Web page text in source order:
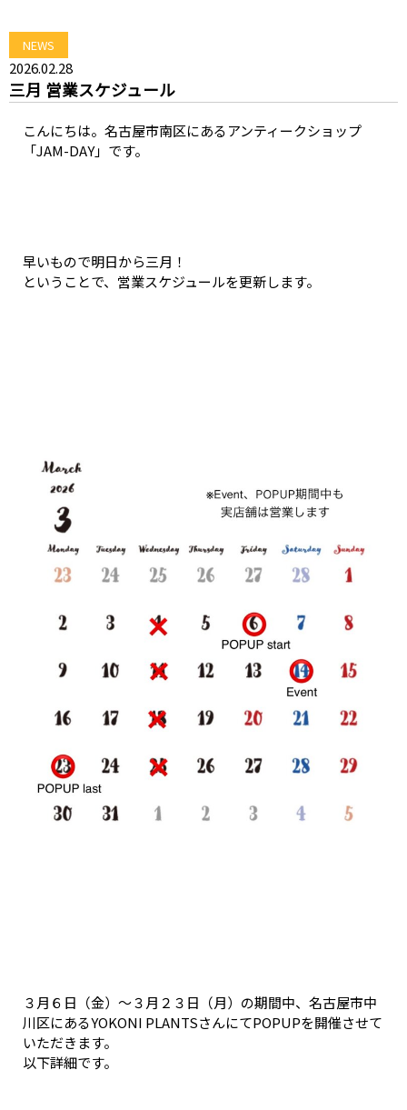
NEWS
2026.02.28
三月 営業スケジュール
こんにちは。名古屋市南区にあるアンティークショップ
「JAM-DAY」です。
早いもので明日から三月！
ということで、営業スケジュールを更新します。
３月６日（金）～３月２３日（月）の期間中、名古屋市中
川区にあるYOKONI PLANTSさんにてPOPUPを開催させて
いただきます。
以下詳細です。